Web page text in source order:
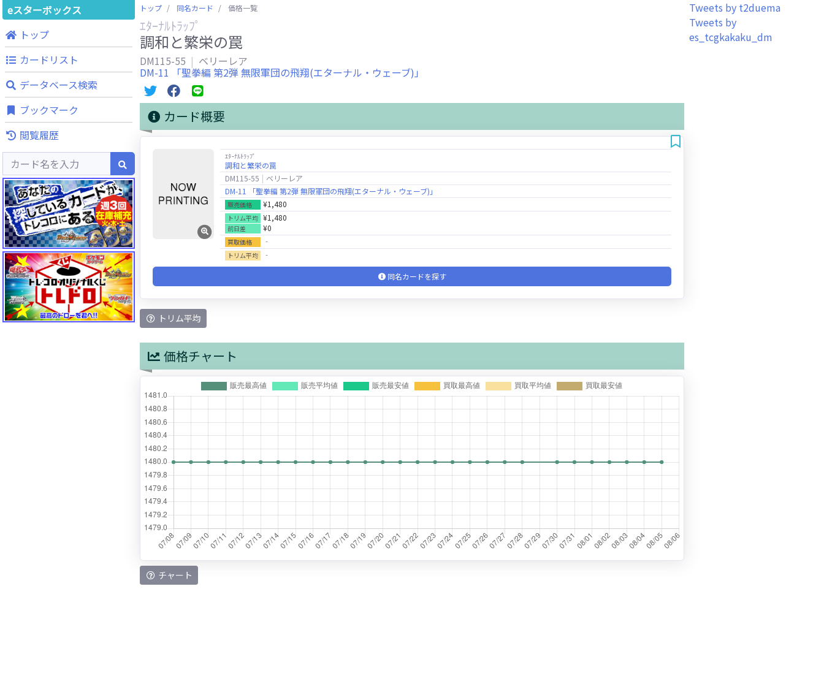
eスターボックス
トップ
カードリスト
データベース検索
ブックマーク
閲覧履歴
トップ 同名カード 価格一覧
ｴﾀｰﾅﾙﾄﾗｯﾌﾟ
調和と繁栄の罠
DM115-55 ベリーレア
DM-11 「聖拳編 第2弾 無限軍団の飛翔(エターナル・ウェーブ)」
カード概要
ｴﾀｰﾅﾙﾄﾗｯﾌﾟ
調和と繁栄の罠
DM115-55
ベリーレア
DM-11 「聖拳編 第2弾 無限軍団の飛翔(エターナル・ウェーブ)」
販売価格 ¥1,480
トリム平均 ¥1,480
前日差 ¥0
買取価格 ‐
トリム平均 ‐
同名カードを探す
トリム平均
価格チャート
チャート
Tweets by t2duema
Tweets by
es_tcgkakaku_dm